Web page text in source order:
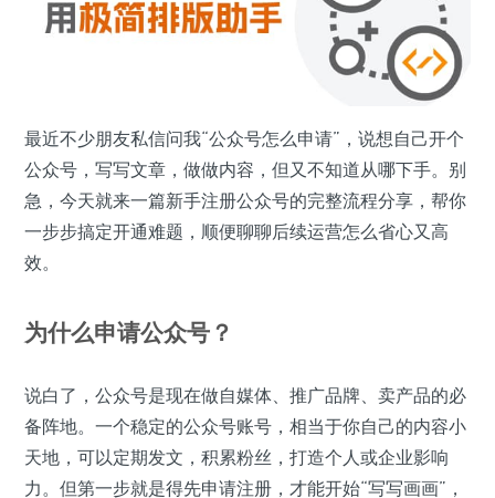
最近不少朋友私信问我“公众号怎么申请”，说想自己开个
公众号，写写文章，做做内容，但又不知道从哪下手。别
急，今天就来一篇新手注册公众号的完整流程分享，帮你
一步步搞定开通难题，顺便聊聊后续运营怎么省心又高
效。
为什么申请公众号？
说白了，公众号是现在做自媒体、推广品牌、卖产品的必
备阵地。一个稳定的公众号账号，相当于你自己的内容小
天地，可以定期发文，积累粉丝，打造个人或企业影响
力。但第一步就是得先申请注册，才能开始“写写画画”，